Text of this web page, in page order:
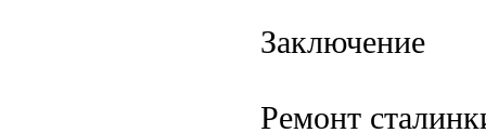
Заключение
Ремонт